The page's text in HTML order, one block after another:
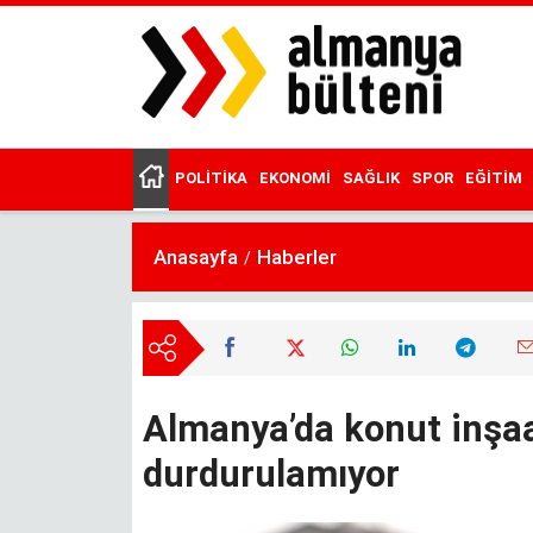
Main
menu
POLITIKA EKONOMI SAĞLIK SPOR EĞITIM
Anasayfa Haberler
Almanya’da konut
durdurulamıyor